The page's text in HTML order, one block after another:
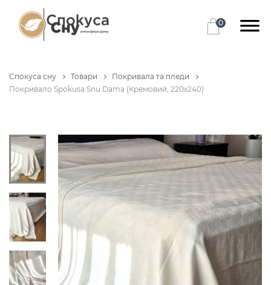
0
Спокуса сну Товари
Покривала та пледи
Покривало Spokusa Snu Dama (Кремовий, 220х240)